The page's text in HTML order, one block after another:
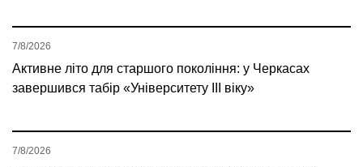
Активне літо для старшого покоління: у Черкасах
завершився табір «Університету ІІІ віку»
7/8/2026
7/8/2026